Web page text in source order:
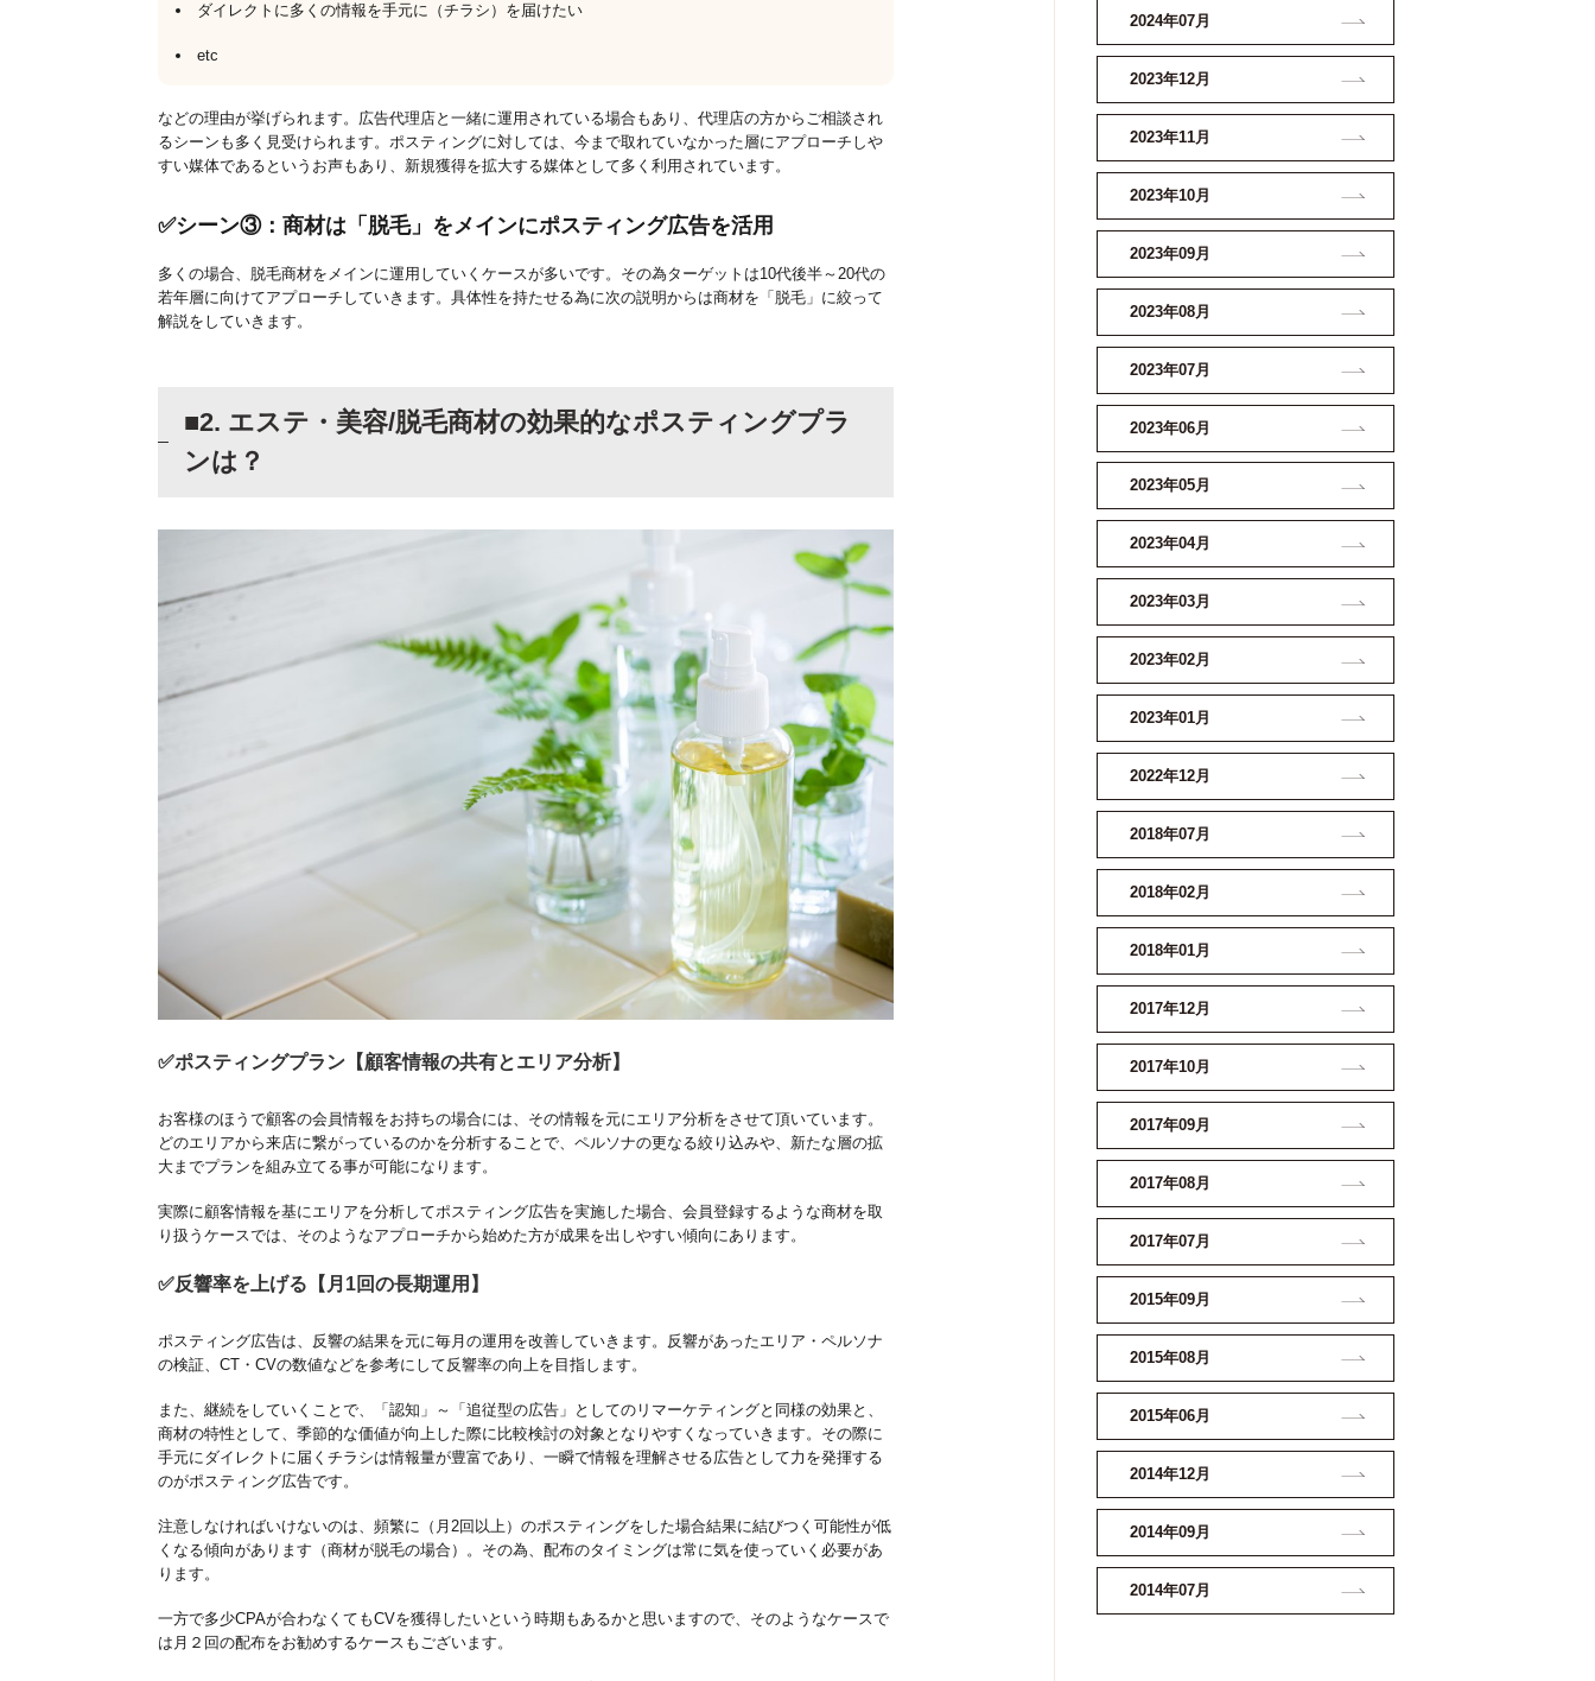
ダイレクトに多くの情報を手元に（チラシ）を届けたい
etc
などの理由が挙げられます。広告代理店と一緒に運用されている場合もあり、代理店の方からご相談され
るシーンも多く見受けられます。ポスティングに対しては、今まで取れていなかった層にアプローチしや
すい媒体であるというお声もあり、新規獲得を拡大する媒体として多く利用されています。
✅シーン③：商材は「脱毛」をメインにポスティング広告を活用
多くの場合、脱毛商材をメインに運用していくケースが多いです。その為ターゲットは10代後半～20代の
若年層に向けてアプローチしていきます。具体性を持たせる為に次の説明からは商材を「脱毛」に絞って
解説をしていきます。
■2. エステ・美容/脱毛商材の効果的なポスティングプラ
ンは？
✅ポスティングプラン【顧客情報の共有とエリア分析】
お客様のほうで顧客の会員情報をお持ちの場合には、その情報を元にエリア分析をさせて頂いています。
どのエリアから来店に繋がっているのかを分析することで、ペルソナの更なる絞り込みや、新たな層の拡
大までプランを組み立てる事が可能になります。
実際に顧客情報を基にエリアを分析してポスティング広告を実施した場合、会員登録するような商材を取
り扱うケースでは、そのようなアプローチから始めた方が成果を出しやすい傾向にあります。
✅反響率を上げる【月1回の長期運用】
ポスティング広告は、反響の結果を元に毎月の運用を改善していきます。反響があったエリア・ペルソナ
の検証、CT・CVの数値などを参考にして反響率の向上を目指します。
また、継続をしていくことで、「認知」～「追従型の広告」としてのリマーケティングと同様の効果と、
商材の特性として、季節的な価値が向上した際に比較検討の対象となりやすくなっていきます。その際に
手元にダイレクトに届くチラシは情報量が豊富であり、一瞬で情報を理解させる広告として力を発揮する
のがポスティング広告です。
注意しなければいけないのは、頻繁に（月2回以上）のポスティングをした場合結果に結びつく可能性が低
くなる傾向があります（商材が脱毛の場合）。その為、配布のタイミングは常に気を使っていく必要があ
ります。
一方で多少CPAが合わなくてもCVを獲得したいという時期もあるかと思いますので、そのようなケースで
は月２回の配布をお勧めするケースもございます。
2024年07月
2023年12月
2023年11月
2023年10月
2023年09月
2023年08月
2023年07月
2023年06月
2023年05月
2023年04月
2023年03月
2023年02月
2023年01月
2022年12月
2018年07月
2018年02月
2018年01月
2017年12月
2017年10月
2017年09月
2017年08月
2017年07月
2015年09月
2015年08月
2015年06月
2014年12月
2014年09月
2014年07月